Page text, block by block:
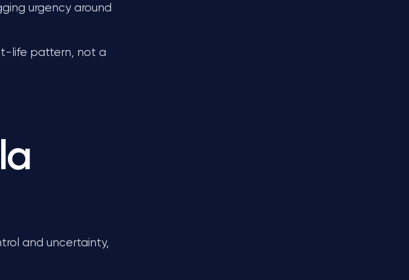
urgency around
life pattern, not a
and uncertainty,